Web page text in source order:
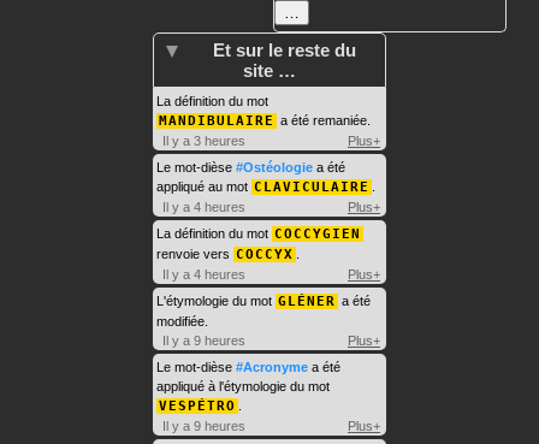
…
Et sur le reste du
site …
La définition du mot
MANDIBULAIRE a été remaniée.
Il y a 3 heures
Plus+
Le mot-dièse #Ostéologie a été
appliqué au mot CLAVICULAIRE .
Il y a 4 heures
Plus+
La définition du mot COCCYGIEN
renvoie vers COCCYX .
Il y a 4 heures
Plus+
L'étymologie du mot GLÉNER a été
modifiée.
Il y a 9 heures
Plus+
Le mot-dièse #Acronyme a été
appliqué à l'étymologie du mot
VESPÉTRO .
Il y a 9 heures
Plus+